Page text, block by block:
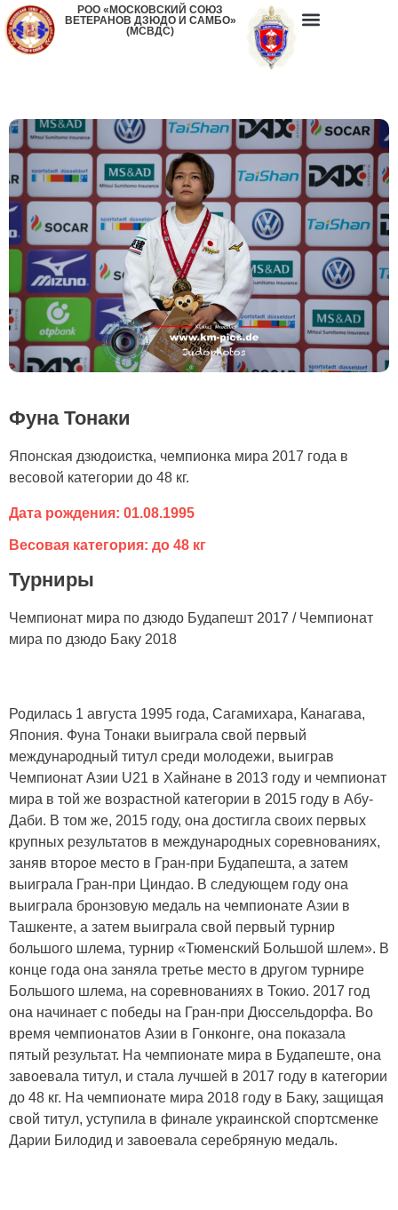
РОО «МОСКОВСКИЙ СОЮЗ
ВЕТЕРАНОВ ДЗЮДО И САМБО»
(МСВДС)
Фуна Тонаки
Японская дзюдоистка, чемпионка мира 2017 года в
весовой категории до 48 кг.
Дата рождения: 01.08.1995
Весовая категория: до 48 кг
Турниры
Чемпионат мира по дзюдо Будапешт 2017 / Чемпионат
мира по дзюдо Баку 2018
Родилась 1 августа 1995 года, Сагамихара, Канагава,
Япония. Фуна Тонаки выиграла свой первый
международный титул среди молодежи, выиграв
Чемпионат Азии U21 в Хайнане в 2013 году и чемпионат
мира в той же возрастной категории в 2015 году в Абу-
Даби. В том же, 2015 году, она достигла своих первых
крупных результатов в международных соревнованиях,
заняв второе место в Гран-при Будапешта, а затем
выиграла Гран-при Циндао. В следующем году она
выиграла бронзовую медаль на чемпионате Азии в
Ташкенте, а затем выиграла свой первый турнир
большого шлема, турнир «Тюменский Большой шлем». В
конце года она заняла третье место в другом турнире
Большого шлема, на соревнованиях в Токио. 2017 год
она начинает с победы на Гран-при Дюссельдорфа. Во
время чемпионатов Азии в Гонконге, она показала
пятый результат. На чемпионате мира в Будапеште, она
завоевала титул, и стала лучшей в 2017 году в категории
до 48 кг. На чемпионате мира 2018 году в Баку, защищая
свой титул, уступила в финале украинской спортсменке
Дарии Билодид и завоевала серебряную медаль.